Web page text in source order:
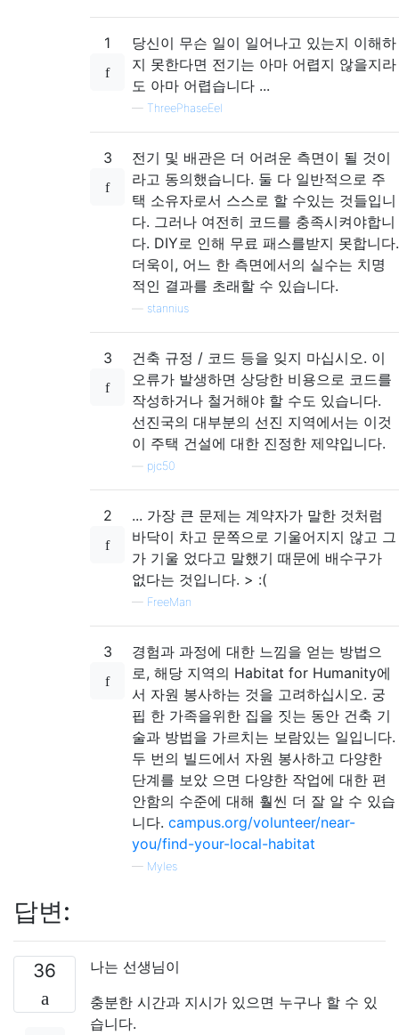
1
당신이 무슨 일이 일어나고 있는지 이해하
지 못한다면 전기는 아마 어렵지 않을지라
도 아마 어렵습니다 ...
— ThreePhaseEel
3
전기 및 배관은 더 어려운 측면이 될 것이
라고 동의했습니다. 둘 다 일반적으로 주
택 소유자로서 스스로 할 수있는 것들입니
다. 그러나 여전히 코드를 충족시켜야합니
다. DIY로 인해 무료 패스를받지 못합니다.
더욱이, 어느 한 측면에서의 실수는 치명
적인 결과를 초래할 수 있습니다.
stannius
3
건축 규정 / 코드 등을 잊지 마십시오. 이
오류가 발생하면 상당한 비용으로 코드를
작성하거나 철거해야 할 수도 있습니다.
선진국의 대부분의 선진 지역에서는 이것
이 주택 건설에 대한 진정한 제약입니다.
pjc50
2
... 가장 큰 문제는 계약자가 말한 것처럼
바닥이 차고 문쪽으로 기울어지지 않고 그
가 기울 었다고 말했기 때문에 배수구가
없다는 것입니다. > :(
— FreeMan
3
경험과 과정에 대한 느낌을 얻는 방법으
로, 해당 지역의 Habitat for Humanity에
서 자원 봉사하는 것을 고려하십시오. 궁
핍 한 가족을위한 집을 짓는 동안 건축 기
술과 방법을 가르치는 보람있는 일입니다.
두 번의 빌드에서 자원 봉사하고 다양한
단계를 보았 으면 다양한 작업에 대한 편
안함의 수준에 대해 훨씬 더 잘 알 수 있습
니다. campus.org/volunteer/near-
you/find-your-local-habitat
— Myles
답변:
36
나는 선생님이
충분한 시간과 지시가 있으면 누구나 할 수 있
습니다.